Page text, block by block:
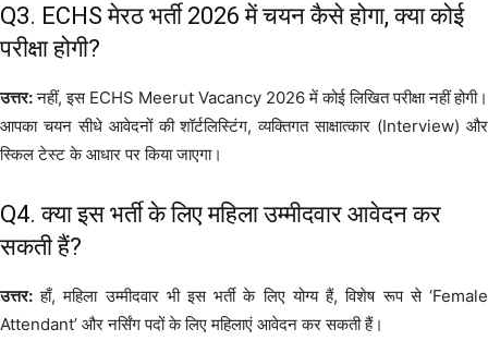
Q3. ECHS मेरठ भर्ती 2026 में चयन कैसे होगा, क्या कोई
परीक्षा होगी?
उत्तर:नहीं, इस ECHS Meerut Vacancy 2026 में कोई लिखित परीक्षा नहीं होगी।
आपका चयन सीधे आवेदनों की शॉर्टलिस्टिंग, व्यक्तिगत साक्षात्कार (Interview) और
स्किल टेस्ट के आधार पर किया जाएगा।
Q4. क्या इस भर्ती के लिए महिला उम्मीदवार आवेदन कर
सकती हैं?
उत्तर: हाँ, महिला उम्मीदवार भी इस भर्ती के लिए योग्य हैं, विशेष रूप से ‘Female
Attendant’ और नर्सिंग पदों के लिए महिलाएं आवेदन कर सकती हैं।